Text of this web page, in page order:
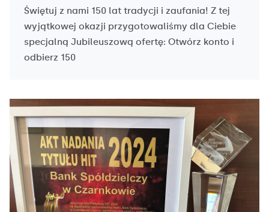
Świętuj z nami 150 lat tradycji i zaufania! Z tej
wyjątkowej okazji przygotowaliśmy dla Ciebie
specjalną Jubileuszową ofertę: Otwórz konto i
odbierz 150